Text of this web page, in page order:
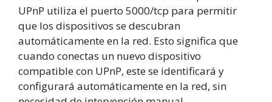
UPnP utiliza el puerto 5000/tcp para permitir
que los dispositivos se descubran
automáticamente en la red. Esto significa que
cuando conectas un nuevo dispositivo
compatible con UPnP, este se identificará y
configurará automáticamente en la red, sin